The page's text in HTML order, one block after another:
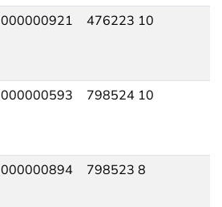
000000921 476223 10
000000593 798524 10
000000894 798523 8